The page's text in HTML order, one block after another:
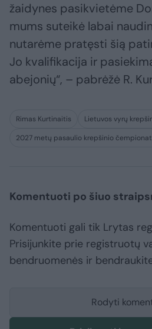
žaidynes pasikvietėme
mums suteikė labai
nutarėme pratęsti šią
Jo kvalifikacija ir
abejonių“, – pabrėžė R.
Rimas Kurtinaitis
Lietuvos vyrų
2027 metų pasaulio krepšinio
Komentuoti po šiuo
Komentuoti gali tik Lrytas
Prisijunkite prie registruotų
bendruomenės ir
Rodyti